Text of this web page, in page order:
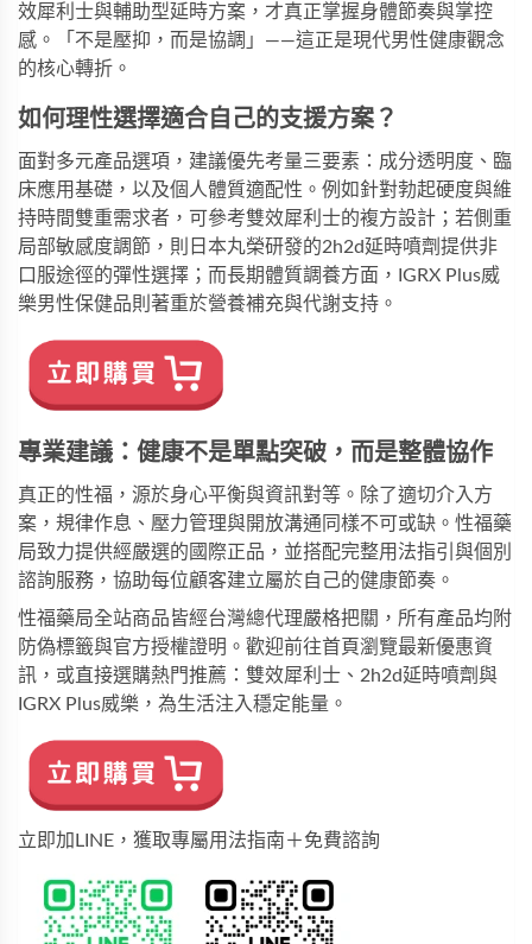
效犀利士與輔助型延時方案，才真正掌握身體節奏與掌控
感。「不是壓抑，而是協調」——這正是現代男性健康觀念
的核心轉折。
如何理性選擇適合自己的支援方案？
面對多元產品選項，建議優先考量三要素：成分透明度、臨
床應用基礎，以及個人體質適配性。例如針對勃起硬度與維
持時間雙重需求者，可參考雙效犀利士的複方設計；若側重
局部敏感度調節，則日本丸榮研發的2h2d延時噴劑提供非
口服途徑的彈性選擇；而長期體質調養方面，
IGRX Plus威
樂男性保健品則著重於營養補充與代謝支持。
專業建議：健康不是單點突破，而是整體協作
真正的性福，源於身心平衡與資訊對等。除了適切介入方
案，規律作息、壓力管理與開放溝通同樣不可或缺。性福藥
局致力提供經嚴選的國際正品，並搭配完整用法指引與個別
諮詢服務，協助每位顧客建立屬於自己的健康節奏。
性福藥局全站商品皆經台灣總代理嚴格把關，所有產品均附
防偽標籤與官方授權證明。歡迎前往首頁瀏覽最新優惠資
訊，或直接選購熱門推薦： 雙效犀利士 、 2h2d延時噴劑與
IGRX Plus威樂 ，為生活注入穩定能量。
立即加LINE，獲取專屬用法指南＋免費諮詢